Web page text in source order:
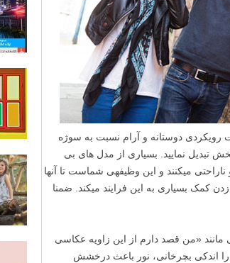
رویکردی دوستانه و آرام نسبت به سوژه
تبدیل نمایید. بسیاری از مدل های بی
میکنند و این وظیفه­ی شماست تا آنها
کمک بسیاری به این فرایند میکند. ضمنا
مانند «من قصد دارم از این زاویه عکاسی
اندکی بچرخانی، نور باعث درخشش